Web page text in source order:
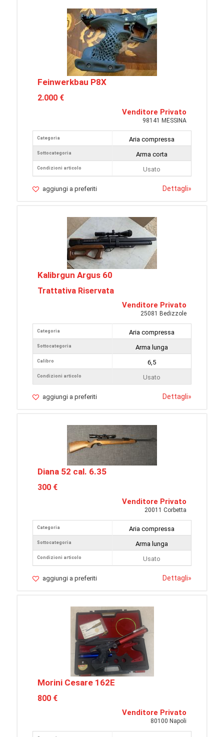
Feinwerkbau P8X
2.000 €
Venditore Privato
98141 MESSINA
Categoria
Sottocategoria
Condizioni articolo
Aria compressa
Arma corta
Usato
aggiungi a preferiti Dettagli»
Kalibrgun Argus 60
Trattativa Riservata
Venditore Privato
25081 Bedizzole
Categoria
Sottocategoria
Calibro
Condizioni articolo
Aria compressa
Arma lunga
6,5
Usato
aggiungi a preferiti Dettagli»
Diana 52 cal. 6.35
300 €
Venditore Privato
20011 Corbetta
Categoria
Sottocategoria
Condizioni articolo
Aria compressa
Arma lunga
Usato
aggiungi a preferiti Dettagli»
Morini Cesare 162E
800 €
Venditore Privato
80100 Napoli